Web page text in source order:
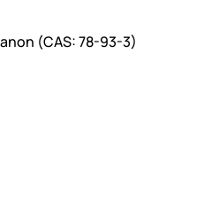
(CAS: 78-93-3)